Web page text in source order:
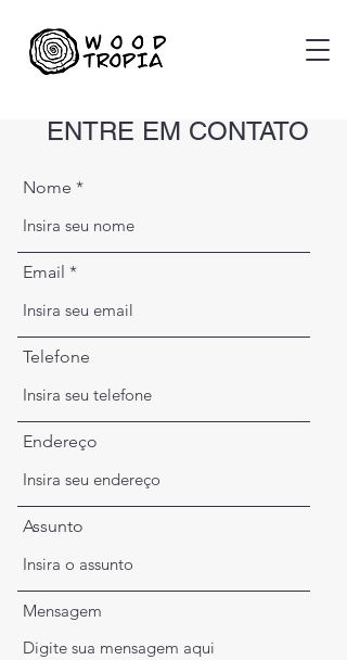
ENTRE EM CONTATO
Nome
Email
Telefone
Endereço
Assunto
Mensagem